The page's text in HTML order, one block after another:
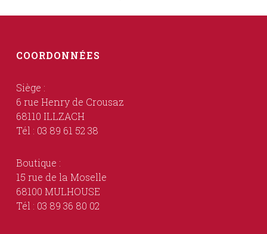
COORDONNÉES
Siège :
6 rue Henry de Crousaz
68110 ILLZACH
Tél : 03 89 61 52 38
Boutique :
15 rue de la Moselle
68100 MULHOUSE
Tél : 03 89 36 80 02